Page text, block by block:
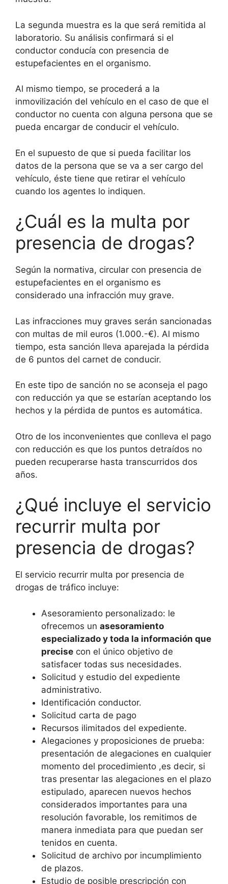
La segunda muestra es la que será remitida al
laboratorio. Su análisis confirmará si el
conductor conducía con presencia de
estupefacientes en el organismo.
Al mismo tiempo, se procederá a la
inmovilización del vehículo en el caso de que el
conductor no cuenta con alguna persona que se
pueda encargar de conducir el vehículo.
En el supuesto de que si pueda facilitar los
datos de la persona que se va a ser cargo del
vehículo, éste tiene que retirar el vehículo
cuando los agentes lo indiquen.
¿Cuál es la multa por
presencia de drogas?
Según la normativa, circular con presencia de
estupefacientes en el organismo es
considerado una infracción muy grave.
Las infracciones muy graves serán sancionadas
con multas de mil euros (1.000.-€). Al mismo
tiempo, esta sanción lleva aparejada la pérdida
de 6 puntos del carnet de conducir.
En este tipo de sanción no se aconseja el pago
con reducción ya que se estarían aceptando los
hechos y la pérdida de puntos es automática.
Otro de los inconvenientes que conlleva el pago
con reducción es que los puntos detraídos no
pueden recuperarse hasta transcurridos dos
años.
¿Qué incluye el servicio
recurrir multa por
presencia de drogas?
El servicio recurrir multa por presencia de
drogas de tráfico incluye:
Asesoramiento personalizado: le
ofrecemos un asesoramiento
especializado y toda la información que
precise con el único objetivo de
satisfacer todas sus necesidades.
Solicitud y estudio del expediente
administrativo.
Identificación conductor.
Solicitud carta de pago
Recursos ilimitados del expediente.
Alegaciones y proposiciones de prueba:
presentación de alegaciones en cualquier
momento del procedimiento ,es decir, si
tras presentar las alegaciones en el plazo
estipulado, aparecen nuevos hechos
considerados importantes para una
resolución favorable, los remitimos de
manera inmediata para que puedan ser
tenidos en cuenta.
Solicitud de archivo por incumplimiento
de plazos.
Estudio de posible prescripción con